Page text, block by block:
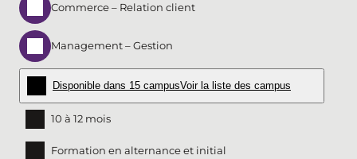
Commerce – Relation client
Management – Gestion
Disponible dans 15 campusVoir la liste des campus
10 à 12 mois
Formation en alternance et initial